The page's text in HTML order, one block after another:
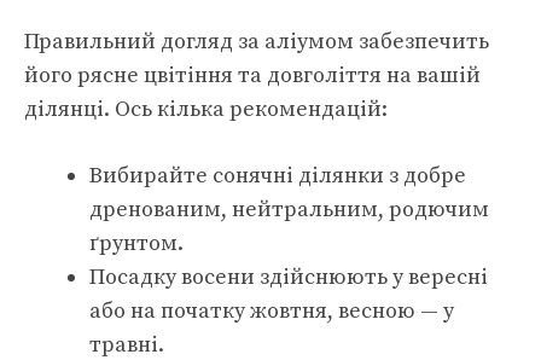
Правильний догляд за аліумом забезпечить
його рясне цвітіння та довголіття на вашій
ділянці. Ось кілька рекомендацій:
Вибирайте сонячні ділянки з добре
дренованим, нейтральним, родючим
ґрунтом.
Посадку восени здійснюють у вересні
або на початку жовтня, весною — у
травні.